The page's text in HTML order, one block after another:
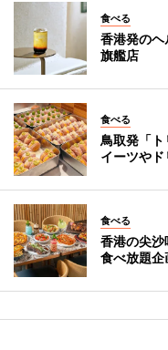
食べる
香港発のヘ
旗艦店
食べる
鳥取発「
イーツや
食べる
香港の尖
食べ放題企